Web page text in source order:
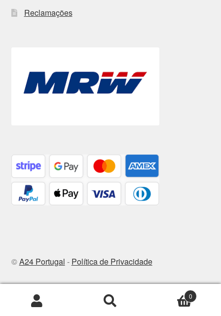
Reclamações
©A24 Portugal - Política de Privacidade
Pesquisar
Pesquisa
0